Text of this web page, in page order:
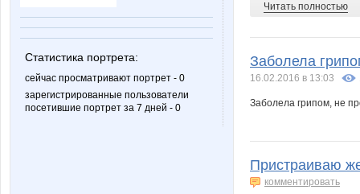
Статистика портрета:
сейчас просматривают портрет - 0
зарегистрированные пользователи
посетившие портрет за 7 дней - 0
OGUL
Читать полностью
Заболела
16.02.2016 в 13:03
Заболела грипом, не
Пристраиваю
комментировать